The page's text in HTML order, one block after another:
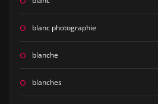
blanc photographie
blanche
blanches